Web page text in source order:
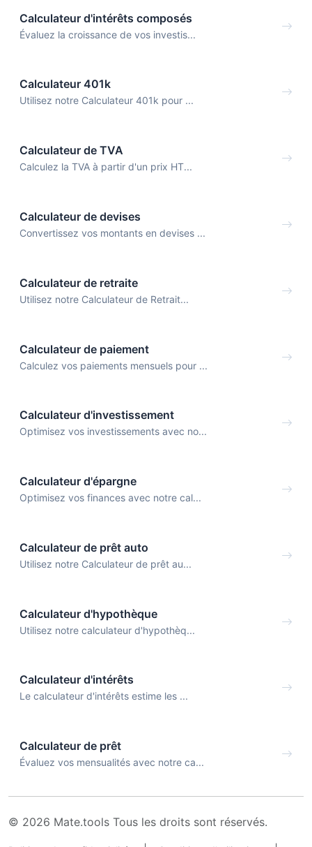
Calculateur d'intérêts composés
Évaluez la croissance de vos investis...
Calculateur 401k
Utilisez notre Calculateur 401k pour ...
Calculateur de TVA
Calculez la TVA à partir d'un prix HT...
Calculateur de devises
Convertissez vos montants en devises ...
Calculateur de retraite
Utilisez notre Calculateur de Retrait...
Calculateur de paiement
Calculez vos paiements mensuels pour ...
Calculateur d'investissement
Optimisez vos investissements avec no...
Calculateur d'épargne
Optimisez vos finances avec notre cal...
Calculateur de prêt auto
Utilisez notre Calculateur de prêt au...
Calculateur d'hypothèque
Utilisez notre calculateur d'hypothèq...
Calculateur d'intérêts
Le calculateur d'intérêts estime les ...
Calculateur de prêt
Évaluez vos mensualités avec notre ca...
© 2026 Mate.tools Tous les droits sont réservés.